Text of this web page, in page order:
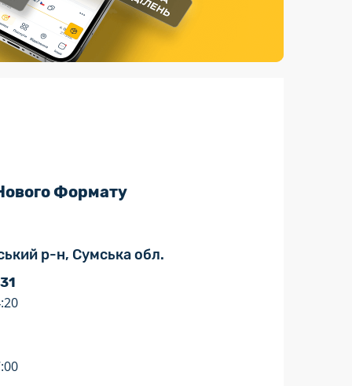
Страхові послуги
Каталог «Укрпошта Маркет»
Формату
р-н, Сумська обл.